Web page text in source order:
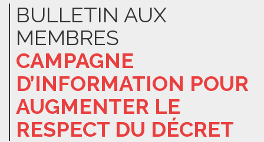
BULLETIN AUX
MEMBRES
CAMPAGNE
D’INFORMATION POUR
AUGMENTER LE
RESPECT DU DÉCRET